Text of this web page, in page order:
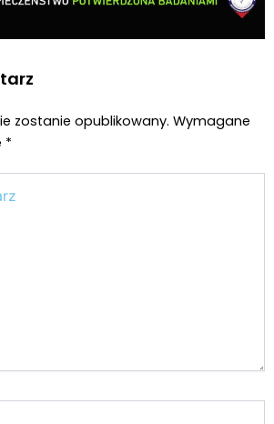
zostanie opublikowany. Wymagane
*